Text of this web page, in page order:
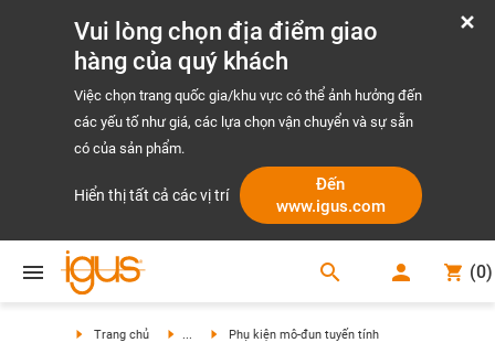
Vui lòng chọn địa điểm giao
hàng của quý khách
Việc chọn trang quốc gia/khu vực có thể ảnh hưởng đến
các yếu tố như giá, các lựa chọn vận chuyển và sự sẵn
có của sản phẩm.
Hiển thị tất cả các vị trí
Đến
www.igus.com
search (0)
Trang chủ ... Phụ kiện mô-đun tuyến tính